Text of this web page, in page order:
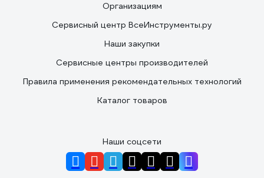
Организациям
Сервисный центр ВсеИнструменты.ру
Наши закупки
Сервисные центры производителей
Правила применения рекомендательных технологий
Каталог товаров
Наши соцсети